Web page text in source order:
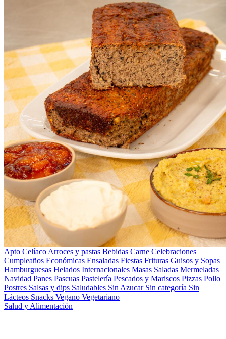
Apto Celíaco Arroces y pastas Bebidas Carne Celebraciones
Cumpleaños Económicas Ensaladas Fiestas Frituras Guisos y Sopas
Hamburguesas Helados Internacionales Masas Saladas Mermeladas
Navidad Panes Pascuas Pastelería Pescados y Mariscos Pizzas Pollo
Postres Salsas y dips Saludables Sin Azucar Sin categoría Sin
Lácteos Snacks Vegano Vegetariano
Salud y Alimentación